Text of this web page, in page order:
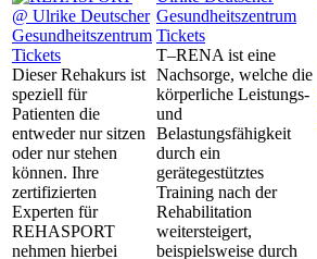
Tickets
Dieser Rehakurs ist
speziell für
Patienten die
entweder nur sitzen
oder nur stehen
können. Ihre
zertifizierten
Experten für
REHASPORT
nehmen hierbei
Tickets
T–RENA ist eine
Nachsorge, welche die
körperliche Leistungs-
und
Belastungsfähigkeit
durch ein
gerätegestütztes
Training nach der
Rehabilitation
weitersteigert,
beispielsweise durch